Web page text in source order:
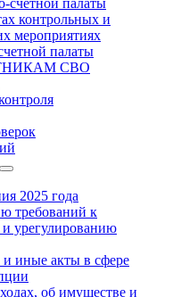
счетной палаты
контрольных и
мероприятиях
палаты
СВО
2025 года
требований к
урегулированию
иные акты в сфере
об имуществе и